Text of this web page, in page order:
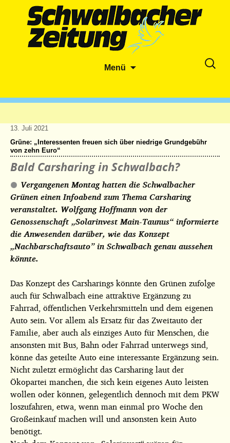
Menü
Suche
13. Juli 2021
Grüne: „Interessenten freuen sich über niedrige Grundgebühr
von zehn Euro“
Bald Carsharing in Schwalbach?
Vergangenen Montag hatten die Schwalbacher
Grünen einen Infoabend zum Thema Carsharing
veranstaltet. Wolfgang Hoffmann von der
Genossenschaft „Solarinvest Main-Taunus“ informierte
die Anwesenden darüber, wie das Konzept
„Nachbarschaftsauto” in Schwalbach genau aussehen
könnte.
Das Konzept des Carsharings könnte den Grünen zufolge
auch für Schwalbach eine attraktive Ergänzung zu
Fahrrad, öffentlichen Verkehrsmitteln und dem eigenen
Auto sein. Vor allem als Ersatz für das Zweitauto der
Familie, aber auch als einziges Auto für Menschen, die
ansonsten mit Bus, Bahn oder Fahrrad unterwegs sind,
könne das geteilte Auto eine interessante Ergänzung sein.
Nicht zuletzt ermöglicht das Carsharing laut der
Ökopartei manchen, die sich kein eigenes Auto leisten
wollen oder können, gelegentlich dennoch mit dem PKW
loszufahren, etwa, wenn man einmal pro Woche den
Großeinkauf machen will und ansonsten kein Auto
benötigt.